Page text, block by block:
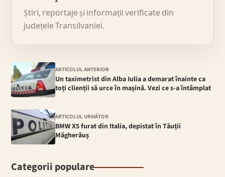
Știri, reportaje și informații verificate din
județele Transilvaniei.
ARTICOLUL ANTERIOR
Un taximetrist din Alba Iulia a demarat înainte ca
toți clienții să urce în mașină. Vezi ce s-a întâmplat
ARTICOLUL URMĂTOR
BMW X5 furat din Italia, depistat în Tăuții
Măgherăuș
Categorii populare